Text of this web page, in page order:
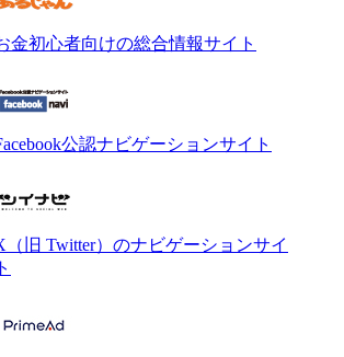
金初心者向けの総合情報サイト
公認ナビゲーションサイト
（旧 Twitter）のナビゲーションサイ
ト